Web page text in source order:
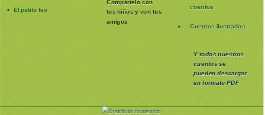
El patito feo
Compártelo con
tus niños y con tus
amigos
cuentos
Cuentos ilustrados
Y todos nuestros
cuentos se
puedendescargar
en formato PDF